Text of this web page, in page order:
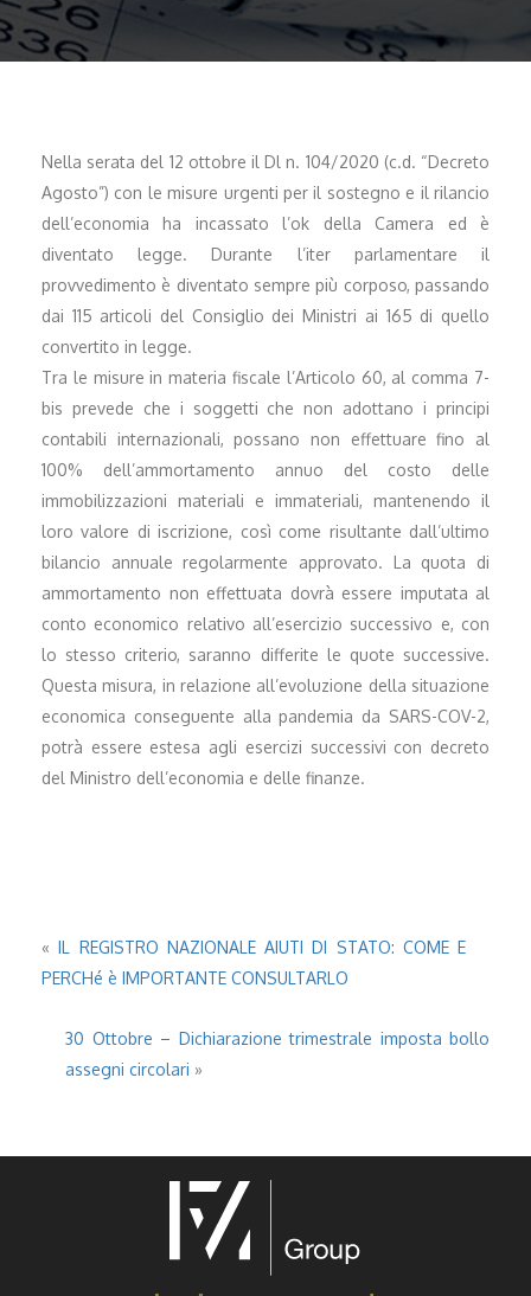
Nella serata del 12 ottobre il Dl n. 104/2020 (c.d. “Decreto
Agosto”) con le misure urgenti per il sostegno e il rilancio
dell’economia ha incassato l’ok della Camera ed è
diventato legge. Durante l’iter parlamentare il
provvedimento è diventato sempre più corposo, passando
dai 115 articoli del Consiglio dei Ministri ai 165 di quello
convertito in legge.
Tra le misure in materia fiscale l’Articolo 60, al comma 7-
bis prevede che i soggetti che non adottano i principi
contabili internazionali, possano non effettuare fino al
100% dell’ammortamento annuo del costo delle
immobilizzazioni materiali e immateriali, mantenendo il
loro valore di iscrizione, così come risultante dall’ultimo
bilancio annuale regolarmente approvato. La quota di
ammortamento non effettuata dovrà essere imputata al
conto economico relativo all’esercizio successivo e, con
lo stesso criterio, saranno differite le quote successive.
Questa misura, in relazione all’evoluzione della situazione
economica conseguente alla pandemia da SARS-COV-2,
potrà essere estesa agli esercizi successivi con decreto
del Ministro dell’economia e delle finanze.
«IL REGISTRO NAZIONALE AIUTI DI STATO: COME E
PERCHé è IMPORTANTE CONSULTARLO
30 Ottobre – Dichiarazione trimestrale imposta bollo
assegni circolari »